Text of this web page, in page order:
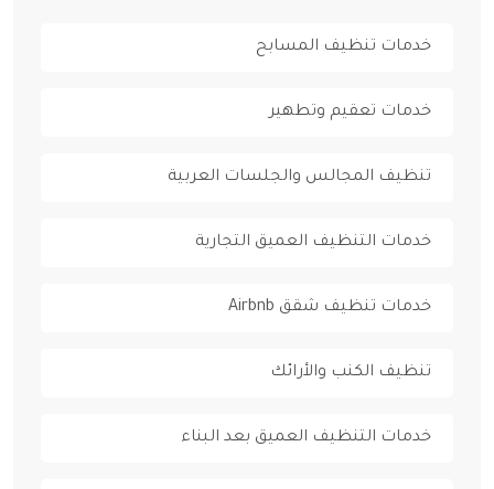
خدمات تنظيف المسابح
خدمات تعقيم وتطهير
تنظيف المجالس والجلسات العربية
خدمات التنظيف العميق التجارية
خدمات تنظيف شقق Airbnb
تنظيف الكنب والأرائك
خدمات التنظيف العميق بعد البناء